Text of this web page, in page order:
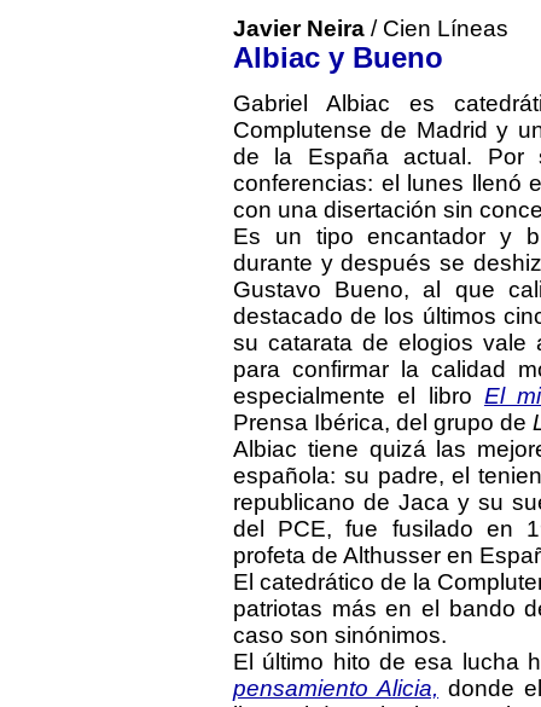
Javier Neira / Cien Líneas
Albiac y Bueno
Gabriel Albiac es
Complutense de Madrid y
de la España actual. Por
conferencias: el lunes llenó
con una disertación sin
Es un tipo encantador y
durante y después se
Gustavo Bueno, al que
destacado de los últimos
su catarata de elogios vale
para confirmar la calidad
especialmente el libro El
Prensa Ibérica, del grupo de
Albiac tiene quizá las
española: su padre, el
republicano de Jaca y su
del PCE, fue fusilado en
profeta de Althusser en
El catedrático de la
patriotas más en el bando
caso son sinónimos.
El último hito de esa lucha
pensamiento Alicia, donde